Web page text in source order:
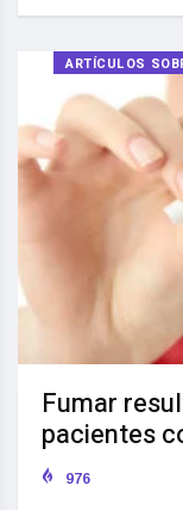
ARTÍCULOS
Fumar
pacientes
976